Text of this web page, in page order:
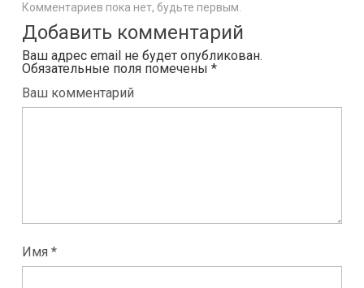
Комментариев пока нет, будьте первым.
Добавить комментарий
Ваш адрес email не будет опубликован.
Обязательные поля помечены *
Ваш комментарий
Имя *